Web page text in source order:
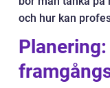
och hur kan